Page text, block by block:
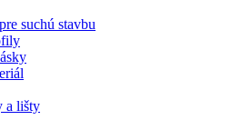
suchú stavbu
a lišty